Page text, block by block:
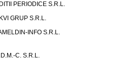
PERIODICE S.R.L.
GRUP S.R.L.
INFO S.R.L.
C. S.R.L.